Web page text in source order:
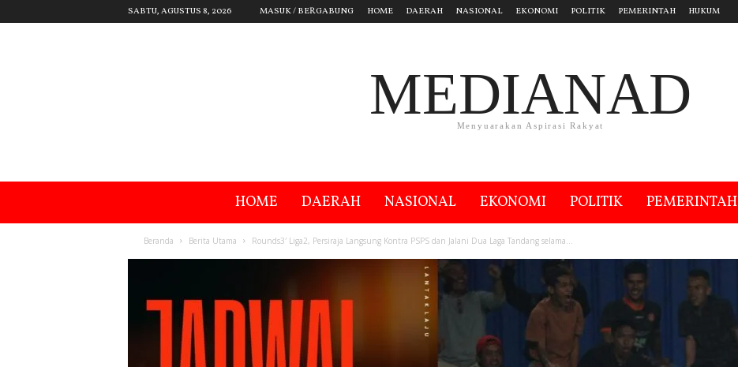
SABTU, AGUSTUS 8, 2026 MASUK / BERGABUNG HOME DAERAH NASIONAL EKONOMI POLITIK PEMERINTAH HUKUM
MEDIANAD
Menyuarakan Aspirasi Rakyat
HOME DAERAH NASIONAL EKONOMI POLITIK PEMERINTAH
Beranda Berita Utama Rounds3′ Liga2, Persiraja Langsung Kontra PSPS dan Jalani Dua Laga Tandang selama...